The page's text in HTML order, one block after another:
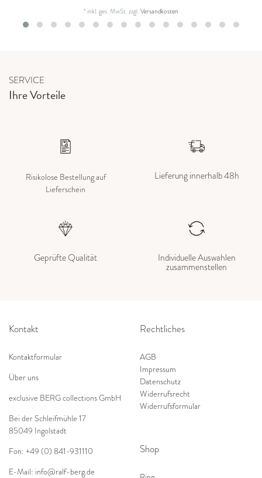
* inkl. ges. MwSt.zzgl.Versandkosten
SERVICE
Ihre Vorteile
Risikolose Bestellung auf
Lieferschein
Lieferung innerhalb 48h
Geprüfte Qualität Individuelle Auswahlen
zusammenstellen
Kontakt
Kontaktformular
Über uns
exclusive BERG collections GmbH
Bei der Schleifmühle 17
85049 Ingolstadt
Fon: +49 (0) 841-931110
E-Mail: info@ralf-berg.de
Shop
Rechtliches
AGB
Impressum
Datenschutz
Widerrufsrecht
Widerrufsformular